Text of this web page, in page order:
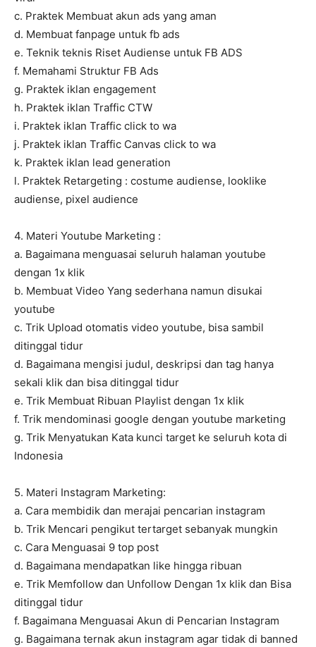
c. Praktek Membuat akun ads yang aman
d. Membuat fanpage untuk fb ads
e. Teknik teknis Riset Audiense untuk FB ADS
f. Memahami Struktur FB Ads
g. Praktek iklan engagement
h. Praktek iklan Traffic CTW
i. Praktek iklan Traffic click to wa
j. Praktek iklan Traffic Canvas click to wa
k. Praktek iklan lead generation
l. Praktek Retargeting : costume audiense, looklike
audiense, pixel audience
4. Materi Youtube Marketing :
a. Bagaimana menguasai seluruh halaman youtube
dengan 1x klik
b. Membuat Video Yang sederhana namun disukai
youtube
c. Trik Upload otomatis video youtube, bisa sambil
ditinggal tidur
d. Bagaimana mengisi judul, deskripsi dan tag hanya
sekali klik dan bisa ditinggal tidur
e. Trik Membuat Ribuan Playlist dengan 1x klik
f. Trik mendominasi google dengan youtube marketing
g. Trik Menyatukan Kata kunci target ke seluruh kota di
Indonesia
5. Materi Instagram Marketing:
a. Cara membidik dan merajai pencarian instagram
b. Trik Mencari pengikut tertarget sebanyak mungkin
c. Cara Menguasai 9 top post
d. Bagaimana mendapatkan like hingga ribuan
e. Trik Memfollow dan Unfollow Dengan 1x klik dan Bisa
ditinggal tidur
f. Bagaimana Menguasai Akun di Pencarian Instagram
g. Bagaimana ternak akun instagram agar tidak di banned